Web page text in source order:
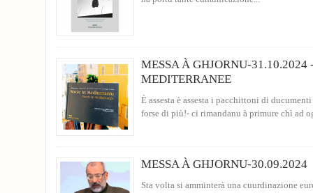
MESSA À GHJORNU-31.10.2024
MEDITERRANEE
È assesta è assesta i pacchittoni di
forse di più!- ci rimandanu à primure chì ad
MESSA À GHJORNU-30.09.2024
Sta volta si amminterà una cuurdinazione